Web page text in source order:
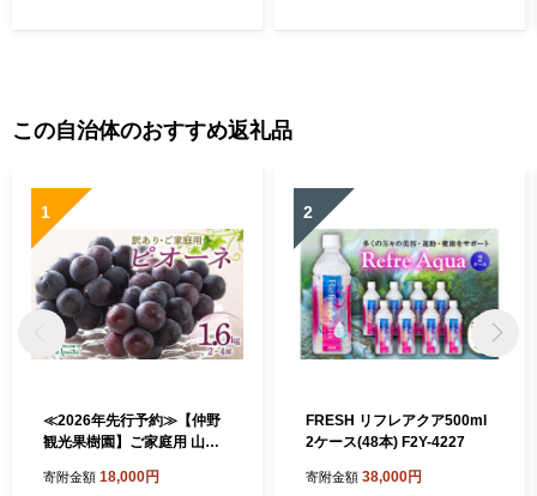
この自治体のおすすめ返礼品
1
≪2026年先行予約≫【仲野
観光果樹園】ご家庭用 山形
種無し ぶどう 2026年8月下
寄附金額 18,000円
2
FRESH リフレアクア500ml
2ケース(48本) F2Y-4227
寄附金額 38,000円